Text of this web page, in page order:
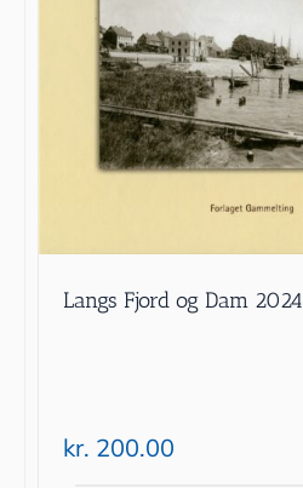
Langs Fjord og Dam 2024
kr. 200.00